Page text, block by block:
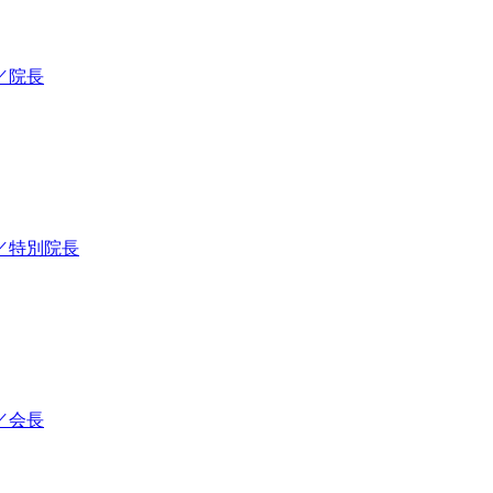
院長
特別院長
会長